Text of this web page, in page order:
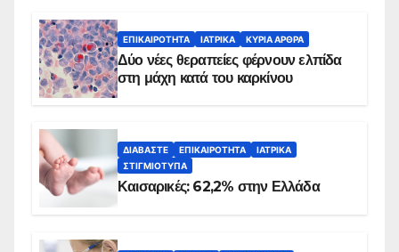
ΕΠΙΚΑΙΡΌΤΗΤΑ ΙΑΤΡΙΚΆ ΚΥΡΙΑ ΑΡΘΡΑ
Δύο νέες θεραπείες φέρνουν ελπίδα
στη μάχη κατά του καρκίνου
ΔΙΑΒΆΣΤΕ ΕΠΙΚΑΙΡΌΤΗΤΑ
ΙΑΤΡΙΚΆ
ΣΤΙΓΜΙΌΤΥΠΑ
Καισαρικές: 62,2% στην Ελλάδα